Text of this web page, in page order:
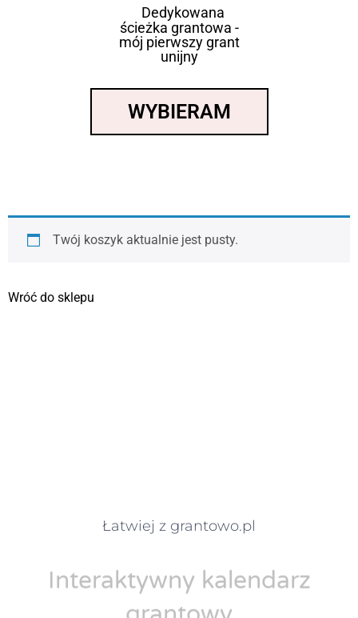
Dedykowana
ścieżka grantowa -
mój pierwszy grant
unijny
WYBIERAM
Twój koszyk aktualnie jest pusty.
Wróć do sklepu
Łatwiej z grantowo.pl
Interaktywny kalendarz